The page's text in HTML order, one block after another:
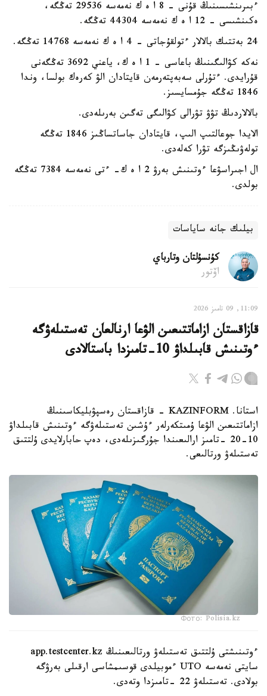
ءبىرىنشىسىنىڭ قۇنى - 8 ا ە ك نەمەسە 29536 تەڭگە،
ەكىنشىسى - 12 ا ە ك نەمەسە 44304 تەڭگە.
24 بەتتىك بالالار ءتولقۇجاتى - 4 ا ە ك نەمەسە 14768 تەڭگە.
نەكە كۋالىگىنىڭ باعاسى - 1 ا ە ك، ياعني 3692 تەڭگەنى
قۇرايدى. ءتۇرلى سەبەپتەرمەن قايتادان الۋ كەرەك بولسا، وندا
1846 تەڭگە جۇمسايسىز.
بالالاردىڭ تۋۋ تۋرالى كۋالىگى تەگىن بەرىلەدى.
الايدا جوعالتىپ الىپ، قايتادان جاساتساڭىز 1846 تەڭگە
تولەۋىڭىزگە تۋرا كەلەدى.
ال اجىراسۋعا ءوتىنىش بەرۋ 2 ا ە ك- ءتى نەمەسە 7384 تەڭگە
بولدى.
بيلىك جانە ساياسات
كۇنسۇلتان وتارباي
اۆتور
11:09, 09 تامىز 2026
قازاقستان ازاماتتىعىن الۋعا ارنالعان تەستىلەۋگە
ءوتىنىش قابىلداۋ 10-تامىزدا باستالادى
استانا. KAZINFORM - قازاقستان رەسپۋبليكاسىنىڭ
ازاماتتىعىن الۋعا ۇمىتكەرلەر ءۇشىن تەستىلەۋگە ءوتىنىش قابىلداۋ
10-20 -تامىز ارالىعىندا جۇرگىزىلەدى، دەپ حابارلايدى ۇلتتىق
تەستىلەۋ ورتالىعى.
Фото: Polisia.kz
ءوتىنىشتى ۇلتتىق تەستىلەۋ ورتالىعىنىڭ app.testcenter.kz
سايتى نەمەسە UTO ءموبيلدى قوسىمشاسى ارقىلى بەرۋگە
بولادى. تەستىلەۋ 22 -تامىزدا وتەدى.